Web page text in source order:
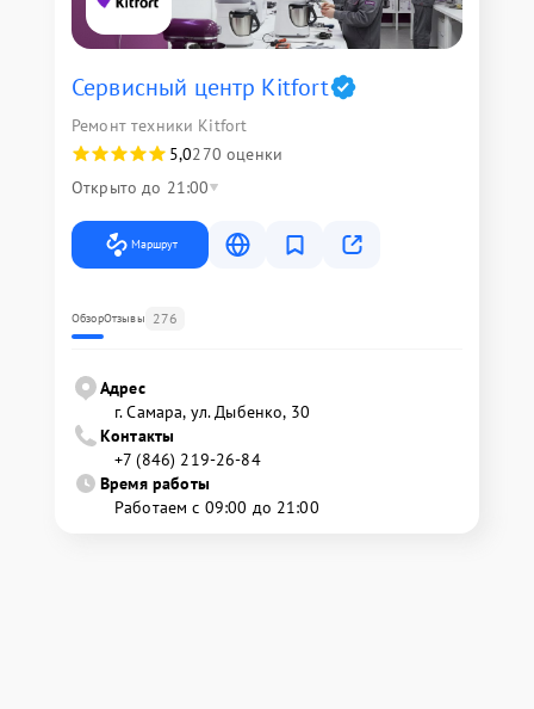
Сервисный центр Kitfort
Ремонт техники Kitfort
5,0270 оценки
Открыто до 21:00
Маршрут
ОбзорОтзывы 276
Адрес
г. Самара, ул. Дыбенко, 30
Контакты
+7 (846) 219-26-84
Время работы
Работаем с 09:00 до 21:00